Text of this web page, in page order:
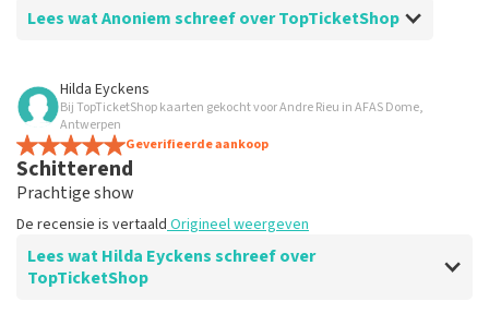
Lees wat Anoniem schreef over TopTicketShop
Beoordeling van Anoniem over
Tickets werden zoals beloofd ruim op tijd
verzonden
Duidelijk. Daar gaat het om
Hilda Eyckens
Bij TopTicketShop kaarten gekocht voor Andre Rieu in AFAS Dome,
Antwerpen
Geverifieerde aankoop
Schitterend
Prachtige show
De recensie is vertaald Origineel weergeven
Lees wat Hilda Eyckens schreef over
TopTicketShop